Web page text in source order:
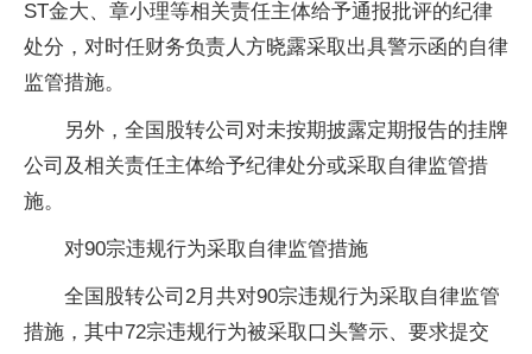
ST金大、章小理等相关责任主体给予通报批评的纪律
处分，对时任财务负责人方晓露采取出具警示函的自律
监管措施。
另外，全国股转公司对未按期披露定期报告的挂牌
公司及相关责任主体给予纪律处分或采取自律监管措
施。
对90宗违规行为采取自律监管措施
全国股转公司2月共对90宗违规行为采取自律监管
措施，其中72宗违规行为被采取口头警示、要求提交